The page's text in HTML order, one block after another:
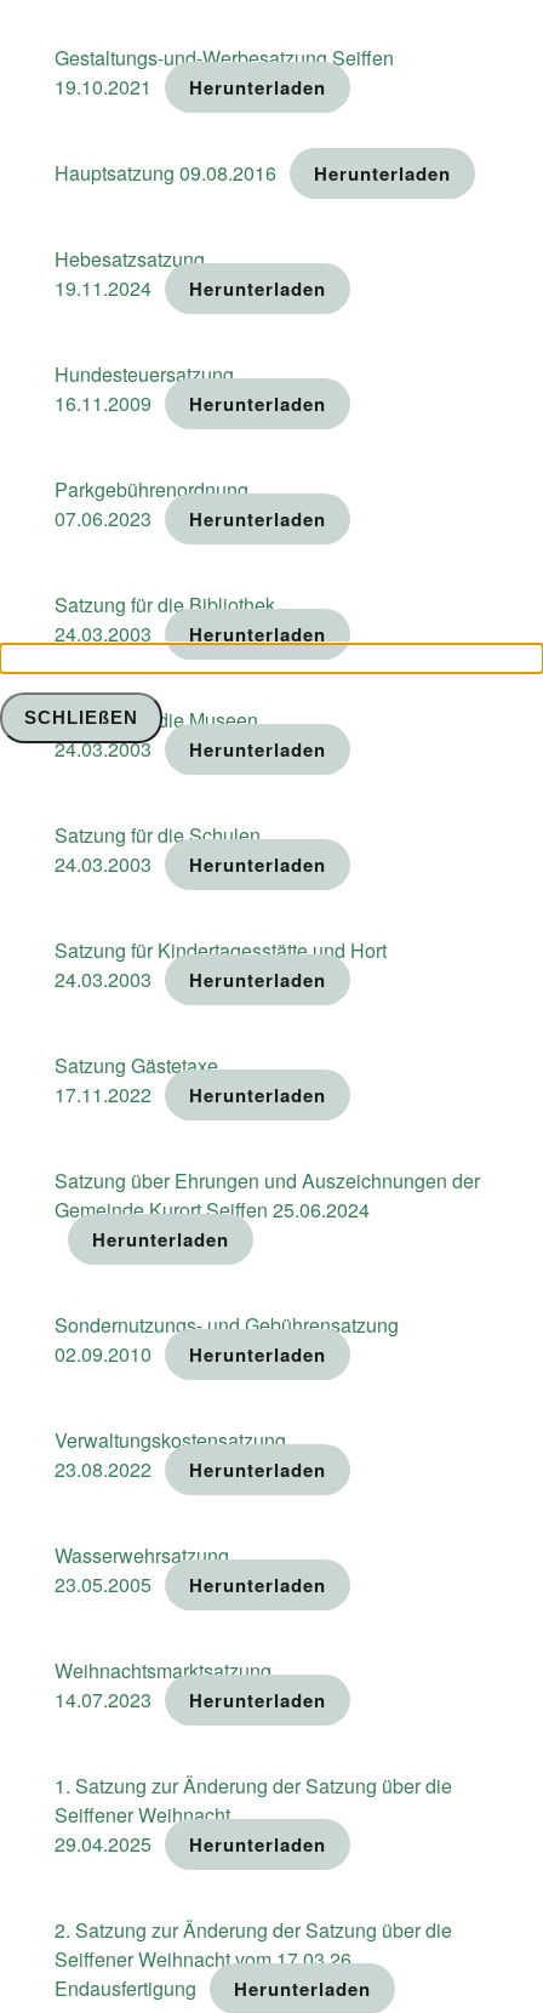
Gestaltungs-und-Werbesatzung Seiffen
19.10.2021
Herunterladen
Hauptsatzung 09.08.2016 Herunterladen
Hebesatzsatzung
19.11.2024
Herunterladen
Hundesteuersatzung
16.11.2009
Herunterladen
Parkgebührenordnung
07.06.2023
Herunterladen
Satzung für die Bibliothek
24.03.2003
Herunterladen
Satzung für die Museen
24.03.2003
Herunterladen
Satzung für die Schulen
24.03.2003
Herunterladen
Satzung für Kindertagesstätte und Hort
24.03.2003
Herunterladen
Satzung Gästetaxe
17.11.2022
Herunterladen
Satzung über Ehrungen und Auszeichnungen der
Gemeinde Kurort Seiffen 25.06.2024
Herunterladen
Sondernutzungs- und Gebührensatzung
02.09.2010
Herunterladen
Verwaltungskostensatzung
23.08.2022
Herunterladen
Wasserwehrsatzung
23.05.2005
Herunterladen
Weihnachtsmarktsatzung
14.07.2023
Herunterladen
1. Satzung zur Änderung der Satzung über die
Seiffener Weihnacht
29.04.2025
Herunterladen
2. Satzung zur Änderung der Satzung über die
Seiffener Weihnacht vom 17.03.26
Endausfertigung
Herunterladen
SCHLIEßEN